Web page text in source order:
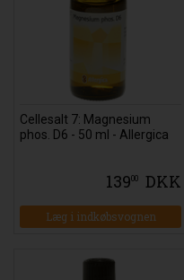
Cellesalt 7: Magnesium
phos. D6 - 50 ml - Allergica
13900 DKK
Læg i indkøbsvognen